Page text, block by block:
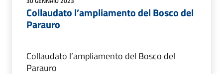
Collaudato l’ampliamento del Bosco del
Parauro
Collaudato l’ampliamento del Bosco del
Parauro